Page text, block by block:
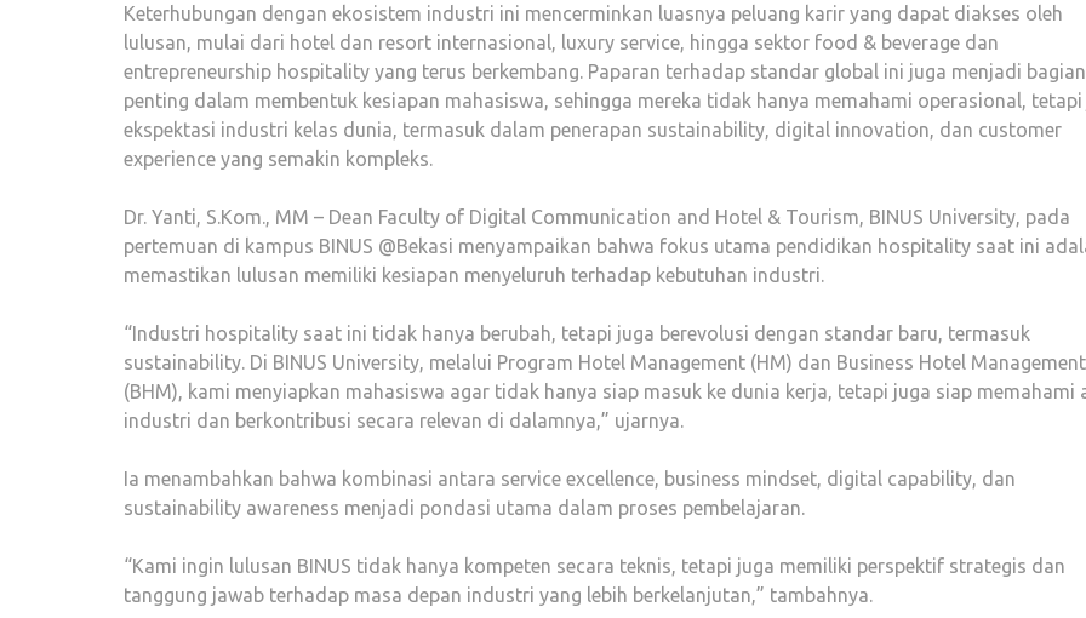
Keterhubungan dengan ekosistem industri ini mencerminkan luasnya peluang karir yang dapat diakses oleh
lulusan, mulai dari hotel dan resort internasional, luxury service, hingga sektor food & beverage dan
entrepreneurship hospitality yang terus berkembang. Paparan terhadap standar global ini juga menjadi bagian
penting dalam membentuk kesiapan mahasiswa, sehingga mereka tidak hanya memahami operasional, tetapi
ekspektasi industri kelas dunia, termasuk dalam penerapan sustainability, digital innovation, dan customer
experience yang semakin kompleks.
Dr. Yanti, S.Kom., MM – Dean Faculty of Digital Communication and Hotel & Tourism, BINUS University, pada
pertemuan di kampus BINUS @Bekasi menyampaikan bahwa fokus utama pendidikan hospitality saat ini
memastikan lulusan memiliki kesiapan menyeluruh terhadap kebutuhan industri.
“Industri hospitality saat ini tidak hanya berubah, tetapi juga berevolusi dengan standar baru, termasuk
sustainability. Di BINUS University, melalui Program Hotel Management (HM) dan Business Hotel Management
(BHM), kami menyiapkan mahasiswa agar tidak hanya siap masuk ke dunia kerja, tetapi juga siap memahami
industri dan berkontribusi secara relevan di dalamnya,” ujarnya.
Ia menambahkan bahwa kombinasi antara service excellence, business mindset, digital capability, dan
sustainability awareness menjadi pondasi utama dalam proses pembelajaran.
“Kami ingin lulusan BINUS tidak hanya kompeten secara teknis, tetapi juga memiliki perspektif strategis dan
tanggung jawab terhadap masa depan industri yang lebih berkelanjutan,” tambahnya.